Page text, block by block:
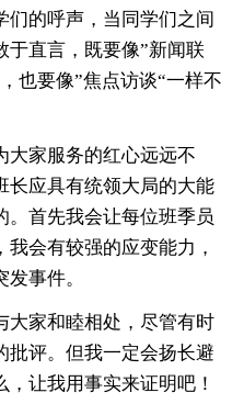
们的呼声，当同学们之间
于直言，既要像”新闻联
也要像”焦点访谈“一样不
大家服务的红心远远不
长应具有统领大局的大能
。首先我会让每位班季员
会有较强的应变能力，
事件。
大家和睦相处，尽管有时
批评。但我一定会扬长避
让我用事实来证明吧！